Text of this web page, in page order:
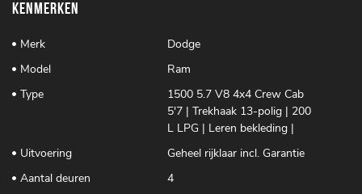
Kenmerken
Merk
Dodge
Model
Ram
Type
1500 5.7 V8 4x4 Crew Cab
5'7 | Trekhaak 13-polig | 200
L LPG | Leren bekleding |
Uitvoering
Geheel rijklaar incl. Garantie
Aantal deuren
4